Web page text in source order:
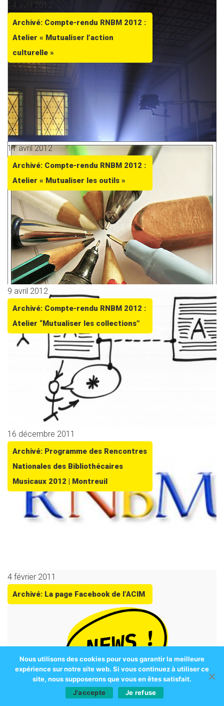
14 avril 2012
Archivé: Compte-rendu RNBM 2012 :
Atelier « Mutualiser l’action
culturelle »
11 avril 2012
Archivé: Compte-rendu RNBM 2012 :
Atelier « Mutualiser les outils »
9 avril 2012
Archivé: Compte-rendu RNBM 2012 :
Atelier “Mutualiser les collections”
16 décembre 2011
Archivé: Programme des Rencontres
Nationales des Bibliothécaires
Musicaux 2012 | Montreuil
4 février 2011
Archivé: La page Facebook de l’ACIM
Nous utilisons des cookies pour vous garantir la meilleure
expérience sur notre site web. Si vous continuez à utiliser ce
site, nous supposerons que vous en êtes satisfait.
J'accepte
Je refuse